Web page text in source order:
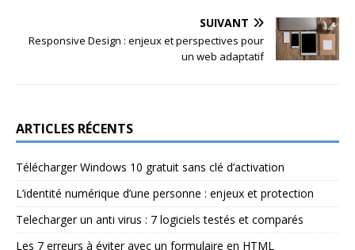
SUIVANT
Responsive Design : enjeux et perspectives pour
un web adaptatif
ARTICLES RÉCENTS
Télécharger Windows 10 gratuit sans clé d’activation
L’identité numérique d’une personne : enjeux et protection
Telecharger un anti virus : 7 logiciels testés et comparés
Les 7 erreurs à éviter avec un formulaire en HTML